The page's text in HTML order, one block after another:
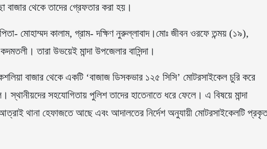
বাজার থেকে তাদের গ্রেফতার করা হয়।
মোহাম্মদ কালাম, গ্রাম- দক্ষিণ নুরুল্লাবাদ।মোঃ জীবন ওরফে তন্ময় (১৯),
তারা উভয়েই মান্দা উপজেলার বাসিন্দা।
বাজার থেকে একটি ‘বাজাজ ডিসকভার ১২৫ সিসি’ মোটরসাইকেল চুরি করে
স্থানীয়দের সহযোগিতায় পুলিশ তাদের হাতেনাতে ধরে ফেলে। এ বিষয়ে মান্দা
থানা হেফাজতে আছে এবং আদালতের নির্দেশ অনুযায়ী মোটরসাইকেলটি